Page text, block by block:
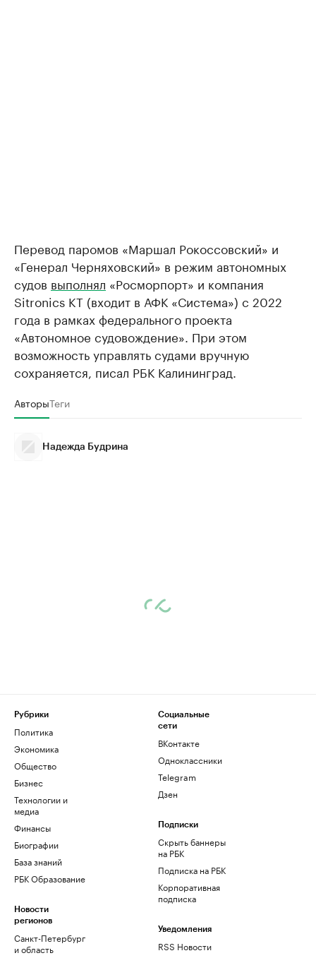
Перевод паромов «Маршал Рокоссовский» и
«Генерал Черняховский» в режим автономных
судов выполнял «Росморпорт» и компания
Sitronics KT (входит в АФК «Система») с 2022
года в рамках федерального проекта
«Автономное судовождение». При этом
возможность управлять судами вручную
сохраняется, писал РБК Калининград.
АвторыТеги
Надежда Будрина
Рубрики
Политика
Экономика
Общество
Бизнес
Технологии и
медиа
Финансы
Биографии
База знаний
РБК Образование
Новости
регионов
Санкт-Петербург
и область
Социальные
сети
ВКонтакте
Одноклассники
Telegram
Дзен
Подписки
Скрыть баннеры
на РБК
Подписка на РБК
Корпоративная
подписка
Уведомления
RSS Новости